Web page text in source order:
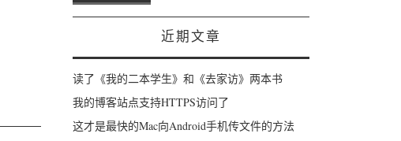
近期文章
读了《我的二本学生》和《去家访》两本书
我的博客站点支持HTTPS访问了
这才是最快的Mac向Android手机传文件的方法